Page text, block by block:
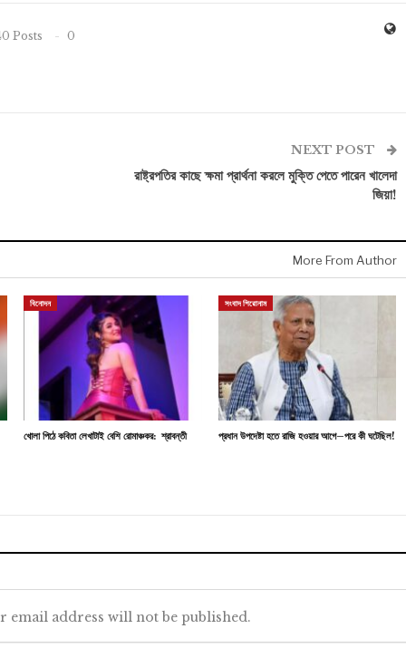
Posts
0
NEXT POST
রাষ্ট্রপতির কাছে ক্ষমা প্রার্থনা করলে মুক্তি পেতে পারেন খালেদা
জিয়া!
More From Author
বিনোদন
খোলা পিঠে কবিতা লেখাটাই বেশি রোমাঞ্চকর: শ্রাবন্তী
সংবাদ শিরোনাম
প্রধান উপদেষ্টা হতে রাজি হওয়ার আগে–পরে কী ঘটেছিল!
email address will not be published.